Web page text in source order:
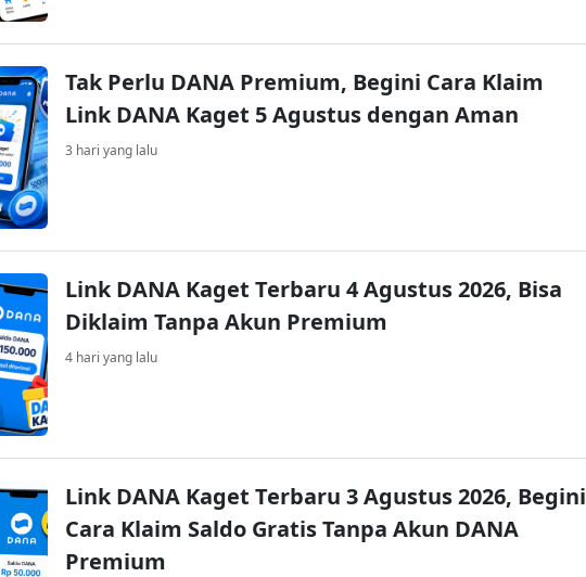
Tak Perlu DANA Premium, Begini Cara Klaim
Link DANA Kaget 5 Agustus dengan Aman
3 hari yang lalu
Link DANA Kaget Terbaru 4 Agustus 2026, Bisa
Diklaim Tanpa Akun Premium
4 hari yang lalu
Link DANA Kaget Terbaru 3 Agustus 2026, Begini
Cara Klaim Saldo Gratis Tanpa Akun DANA
Premium